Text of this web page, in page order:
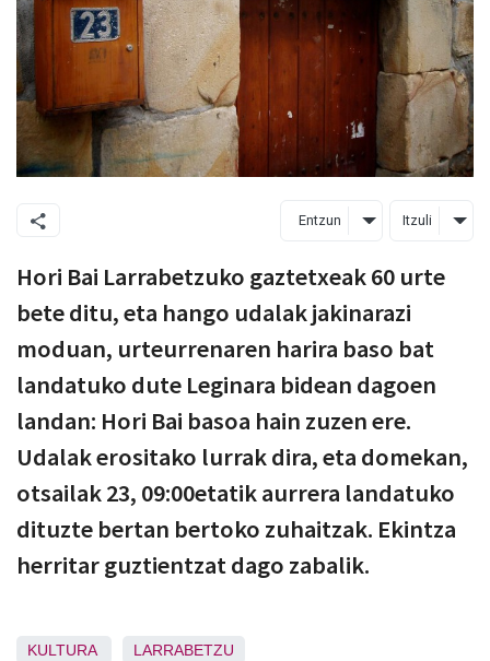
Entzun Itzuli
Hori Bai Larrabetzuko gaztetxeak 60 urte
bete ditu, eta hango udalak jakinarazi
moduan, urteurrenaren harira baso bat
landatuko dute Leginara bidean dagoen
landan: Hori Bai basoa hain zuzen ere.
Udalak erositako lurrak dira, eta domekan,
otsailak 23, 09:00etatik aurrera landatuko
dituzte bertan bertoko zuhaitzak. Ekintza
herritar guztientzat dago zabalik.
KULTURA LARRABETZU